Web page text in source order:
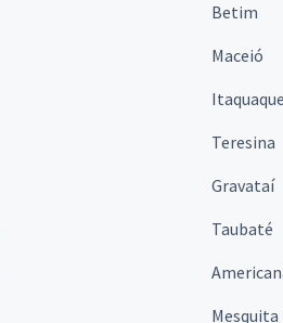
Betim
Maceió
Teresina
Gravataí
Taubaté
Mesquita